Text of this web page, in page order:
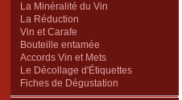
La Minéralité du Vin
La Réduction
Vin et Carafe
Bouteille entamée
Accords Vin et Mets
Le Décollage d'Étiquettes
Fiches de Dégustation